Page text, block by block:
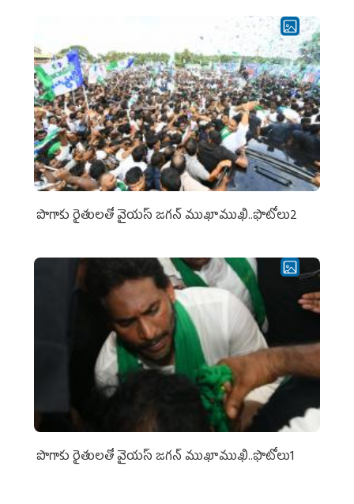
పొగాకు రైతుల‌తో వైయ‌స్ జ‌గ‌న్ ముఖాముఖి..ఫొటోలు2
పొగాకు రైతుల‌తో వైయ‌స్ జ‌గ‌న్ ముఖాముఖి..ఫొటోలు1